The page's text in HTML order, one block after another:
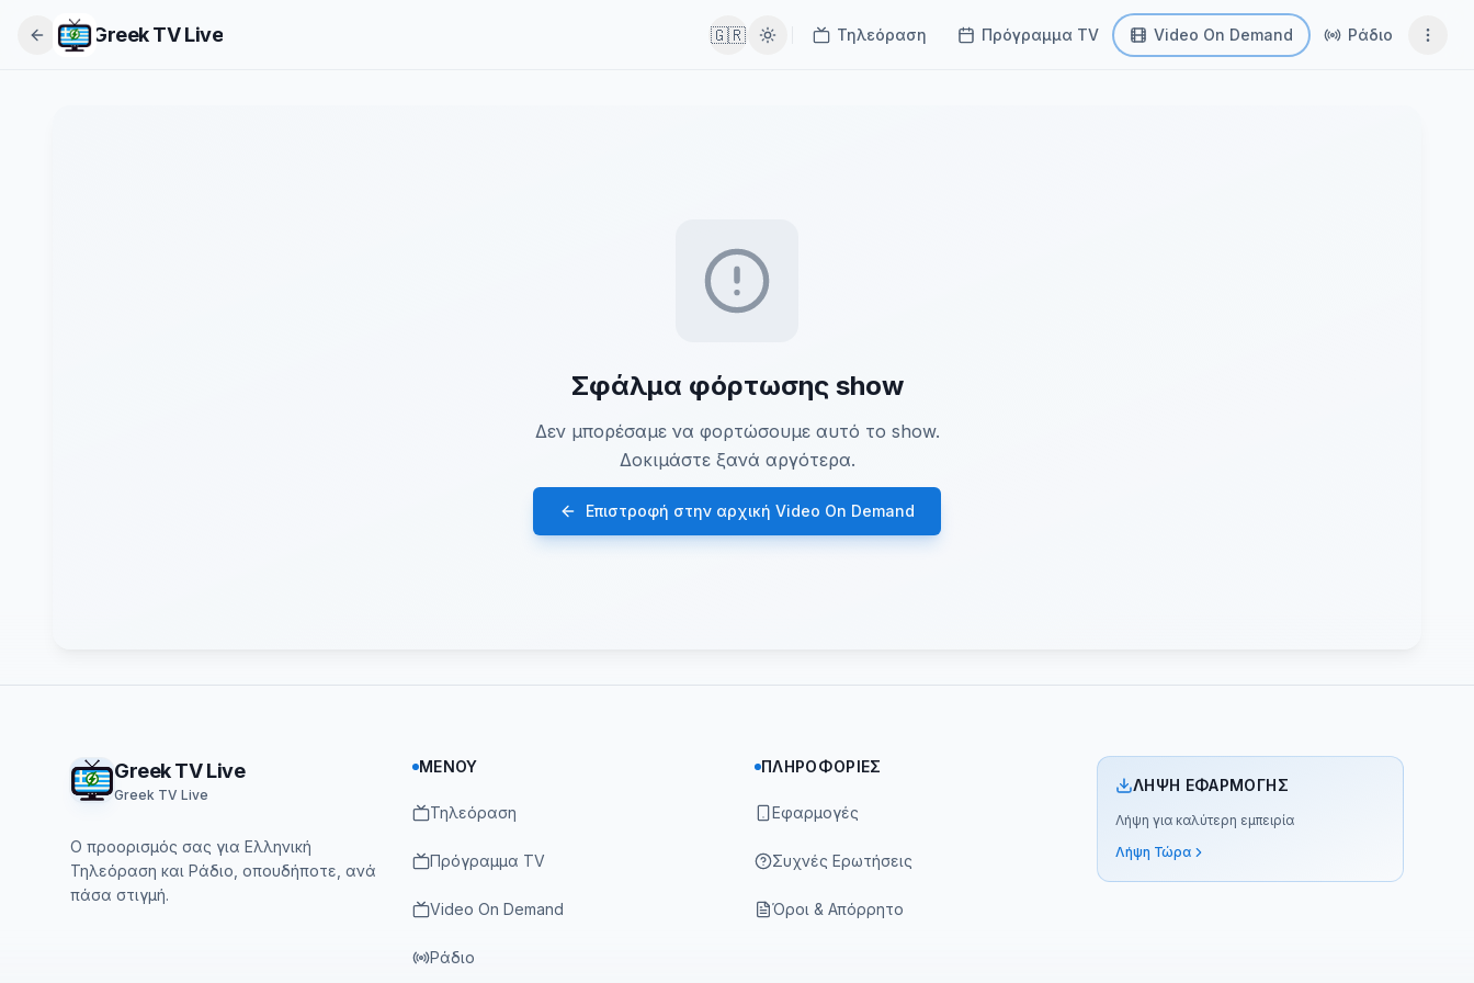
Greek TV Live 🇬🇷 Τηλεόραση Πρόγραμμα TV Video On Demand Ράδιο
Σφάλμα φόρτωσης show
Δεν μπορέσαμε να φορτώσουμε αυτό το show.
Δοκιμάστε ξανά αργότερα.
Επιστροφή στην αρχική Video On Demand
Greek TV Live
Greek TV Live
Ο προορισμός σας για Ελληνική
Τηλεόραση και Ράδιο, οπουδήποτε, ανά
πάσα στιγμή.
ΜΕΝΟΎ
Τηλεόραση
Πρόγραμμα TV
Video On Demand
Ράδιο
ΠΛΗΡΟΦΟΡΊΕΣ
Εφαρμογές
Συχνές Ερωτήσεις
Όροι & Απόρρητο
ΛΉΨΗ ΕΦΑΡΜΟΓΉΣ
Λήψη για καλύτερη εμπειρία
Λήψη Τώρα